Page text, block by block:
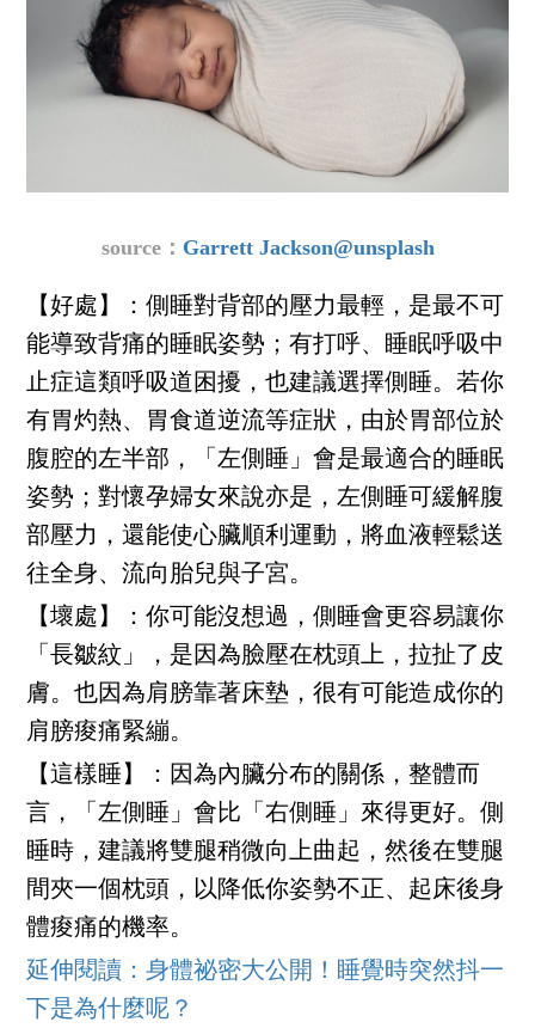
source： Garrett Jackson@unsplash
【好處】：側睡對背部的壓力最輕，是最不可
能導致背痛的睡眠姿勢；有打呼、睡眠呼吸中
止症這類呼吸道困擾，也建議選擇側睡。若你
有胃灼熱、胃食道逆流等症狀，由於胃部位於
腹腔的左半部，「左側睡」會是最適合的睡眠
姿勢；對懷孕婦女來說亦是，左側睡可緩解腹
部壓力，還能使心臟順利運動，將血液輕鬆送
往全身、流向胎兒與子宮。
【壞處】：你可能沒想過，側睡會更容易讓你
「長皺紋」，是因為臉壓在枕頭上，拉扯了皮
膚。也因為肩膀靠著床墊，很有可能造成你的
肩膀痠痛緊繃。
【這樣睡】：因為內臟分布的關係，整體而
言，「左側睡」會比「右側睡」來得更好。側
睡時，建議將雙腿稍微向上曲起，然後在雙腿
間夾一個枕頭，以降低你姿勢不正、起床後身
體痠痛的機率。
延伸閱讀：身體祕密大公開！睡覺時突然抖一
下是為什麼呢？